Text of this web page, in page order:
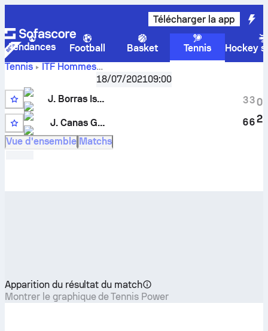
Télécharger la app
Tendances Football Basket Tennis
Hockey
Tennis
ITF Hommes
Gandia, Singles Qualifying M-ITF-ESP-17A
Score en direct
résultats des face à face
18/07/202109:00
J. Borras Isern
9
J. Canas Garcia
3
6
3
6
0
2
Vue d'ensemble Matchs
Apparition du résultat du match
Montrer le graphique de Tennis Power